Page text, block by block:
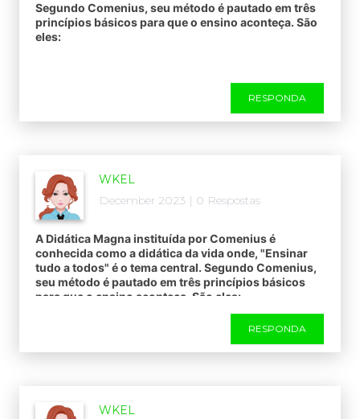
Segundo Comenius, seu método é pautado em três
princípios básicos para que o ensino aconteça. São
eles:
RESPONDA
WKEL
December 2023 | 0 Respostas
A Didática Magna instituída por Comenius é
conhecida como a didática da vida onde, "Ensinar
tudo a todos" é o tema central. Segundo Comenius,
seu método é pautado em três princípios básicos
para que o ensino aconteça. São eles:
RESPONDA
WKEL